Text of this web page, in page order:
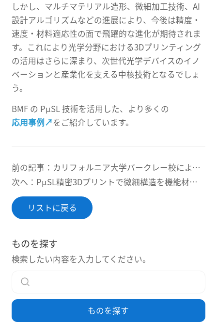
しかし、マルチマテリアル造形、微細加工技術、AI
設計アルゴリズムなどの進展により、今後は精度・
速度・材料適応性の面で飛躍的な進化が期待されま
す。これにより光学分野における3Dプリンティング
の活用はさらに深まり、次世代光学デバイスのイノ
ベーションと産業化を支える中核技術となるでしょ
う。
BMF の PμSL 技術を活用した、より多くの
応用事例↗をご紹介しています。
前の記事：カリフォルニア大学バークレー校によるCOVID-19検査用3Dプリントモデルの開発～BMFのPμSL技術が支える次世代マイクロ流体デバイス～
次へ：PµSL精密3Dプリントで微細構造を機能材料へ転写 ― マスターモールドとPDMS成形の3つの研究事例
リストに戻る
ものを探す
検索したい内容を入力してください。
ものを探す